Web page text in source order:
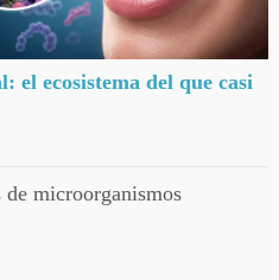
el ecosistema del que casi
de microorganismos